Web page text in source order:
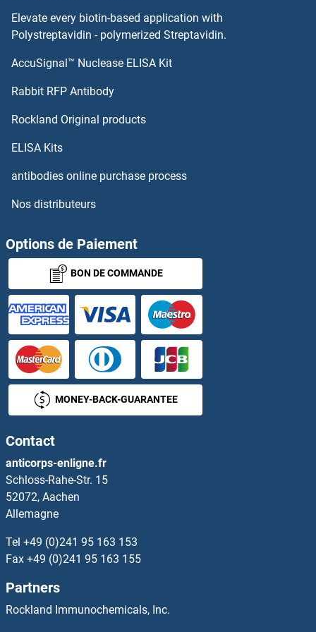
Stromal Membrane Associated Protein 1 Kits ELISA
SUMF2 Kits ELISA
SUMO2 Kits ELISA
SUOX Kits ELISA
Superoxide Dismutase 1, Soluble Kits ELISA
Superoxide dismutase copper chaperone Kits ELISA
Supervillin Kits ELISA
Suppression of Tumorigenicity 14 Kits ELISA
Suprabasin Kits ELISA
SUPT5H Kits ELISA
Surfactant Protein C Kits ELISA
Elevate every biotin-based application with
Polystreptavidin - polymerized Streptavidin.
AccuSignal™ Nuclease ELISA Kit
Rabbit RFP Antibody
Rockland Original products
ELISA Kits
antibodies online purchase process
Nos distributeurs
Options de Paiement
BON DE COMMANDE
MONEY-BACK-GUARANTEE
Contact
anticorps-enligne.fr
Schloss-Rahe-Str. 15
52072, Aachen
Allemagne
Tel +49 (0)241 95 163 153
Fax +49 (0)241 95 163 155
Partners
Rockland Immunochemicals, Inc.